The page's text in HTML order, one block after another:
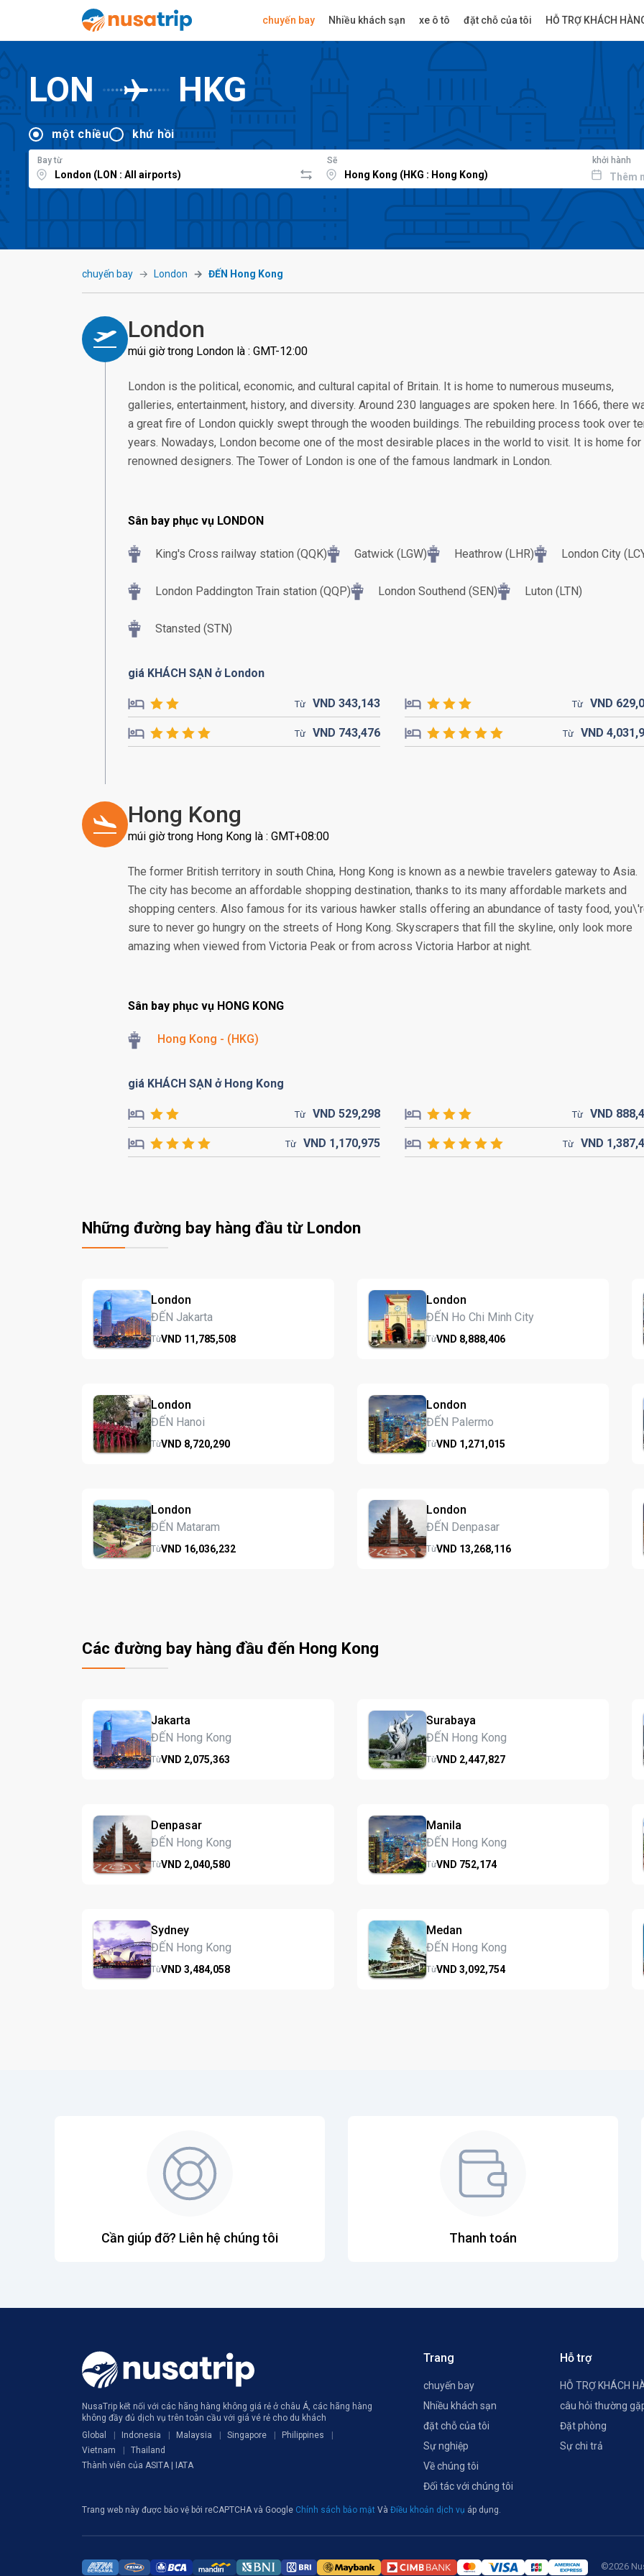
chuyến bay Nhiều khách sạn xe ô tô đặt chỗ của tôi HỖ TRỢ KHÁCH
LON HKG
một chiều khứ hồi
Bay từ Sẽ khởi hành
Thêm
chuyến bay London ĐẾN Hong Kong
London
múi giờ trong London là : GMT-12:00
London is the political, economic, and cultural capital of Britain. It is home to numerous museums,
galleries, entertainment, history, and diversity. Around 230 languages are spoken here. In 1666, there
a great fire of London quickly swept through the wooden buildings. The rebuilding process took over
years. Nowadays, London become one of the most desirable places in the world to visit. It is home for
renowned designers. The Tower of London is one of the famous landmark in London.
Sân bay phục vụ LONDON
King's Cross railway station (QQK) Gatwick (LGW) Heathrow (LHR) London City
London Paddington Train station (QQP) London Southend (SEN) Luton (LTN)
Stansted (STN)
giá KHÁCH SẠN ở London
Từ VND343,143 Từ VND 629,
Từ VND 743,476 Từ VND 4,031,
Hong Kong
múi giờ trong Hong Kong là : GMT+08:00
The former British territory in south China, Hong Kong is known as a newbie travelers gateway to Asia.
The city has become an affordable shopping destination, thanks to its many affordable markets and
shopping centers. Also famous for its various hawker stalls offering an abundance of tasty food,
sure to never go hungry on the streets of Hong Kong. Skyscrapers that fill the skyline, only look more
amazing when viewed from Victoria Peak or from across Victoria Harbor at night.
Sân bay phục vụ HONG KONG
Hong Kong - (HKG)
giá KHÁCH SẠN ở Hong Kong
Từ VND529,298 Từ VND 888,
Từ VND 1,170,975 Từ VND 1,387,
Những đường bay hàng đầu từ London
London
ĐẾN Jakarta
TừVND 11,785,508
London
ĐẾN Ho Chi Minh City
TừVND 8,888,406
London
ĐẾN Hanoi
TừVND 8,720,290
London
ĐẾN Palermo
TừVND 1,271,015
London
ĐẾN Mataram
TừVND 16,036,232
London
ĐẾN Denpasar
TừVND 13,268,116
Các đường bay hàng đầu đến Hong Kong
Jakarta
ĐẾN Hong Kong
TừVND 2,075,363
Surabaya
ĐẾN Hong Kong
TừVND 2,447,827
Denpasar
ĐẾN Hong Kong
TừVND 2,040,580
Manila
ĐẾN Hong Kong
TừVND 752,174
Sydney
ĐẾN Hong Kong
TừVND 3,484,058
Medan
ĐẾN Hong Kong
TừVND 3,092,754
Cần giúp đỡ? Liên hệ chúng tôi Thanh toán
NusaTrip kết nối với các hãng hàng không giá rẻ ở châu Á, các hãng hàng
không đầy đủ dịch vụ trên toàn cầu với giá vé rẻ cho du khách
Global
Indonesia Malaysia Singapore
Philippines
Vietnam
Thailand
Thành viên của ASITA | IATA
Trang
chuyến bay
Nhiều khách sạn
đặt chỗ của tôi
Sự nghiệp
Về chúng tôi
Đối tác với chúng tôi
Hỗ trợ
HỖ TRỢ KHÁCH
câu hỏi thường
Đặt phòng
Sự chi trả
Trang web này được bảo vệ bởi reCAPTCHA và Google Chính sách bảo mật Và Điều khoản dịch vụ áp dụng.
©2026